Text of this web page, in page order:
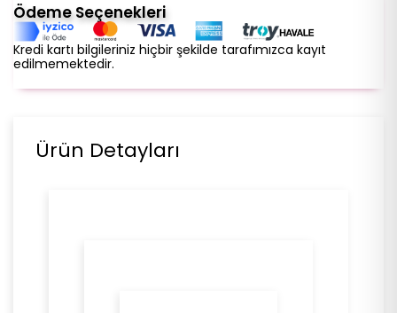
Ödeme Seçenekleri
Kredi kartı bilgileriniz hiçbir şekilde tarafımızca kayıt
edilmemektedir.
Ürün Detayları